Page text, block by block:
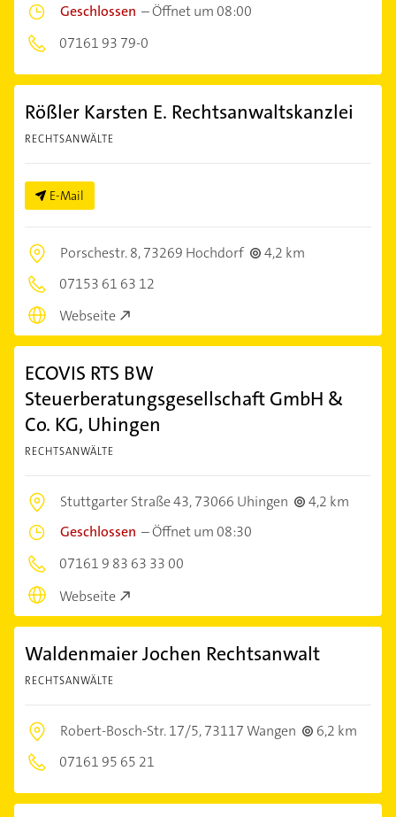
Geschlossen –Öffnet um 08:00
07161 93 79-0
Rößler Karsten E. Rechtsanwaltskanzlei
RECHTSANWÄLTE
E-Mail
Porschestr. 8,73269 Hochdorf
4,2 km
07153 61 63 12
Webseite
ECOVIS RTS BW
Steuerberatungsgesellschaft GmbH &
Co. KG, Uhingen
RECHTSANWÄLTE
Stuttgarter Straße 43,73066 Uhingen
4,2 km
Geschlossen –Öffnet um 08:30
07161 9 83 63 33 00
Webseite
Waldenmaier Jochen Rechtsanwalt
RECHTSANWÄLTE
Robert-Bosch-Str. 17/5,73117 Wangen
6,2 km
07161 95 65 21